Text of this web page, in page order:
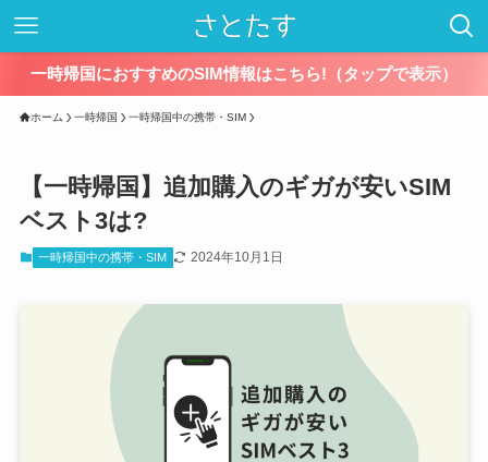
一時帰国におすすめのSIM情報はこちら!（タップで表示）
ホーム 一時帰国 一時帰国中の携帯・SIM
【一時帰国】追加購入のギガが安いSIM
ベスト3は?
一時帰国中の携帯・SIM 2024年10月1日